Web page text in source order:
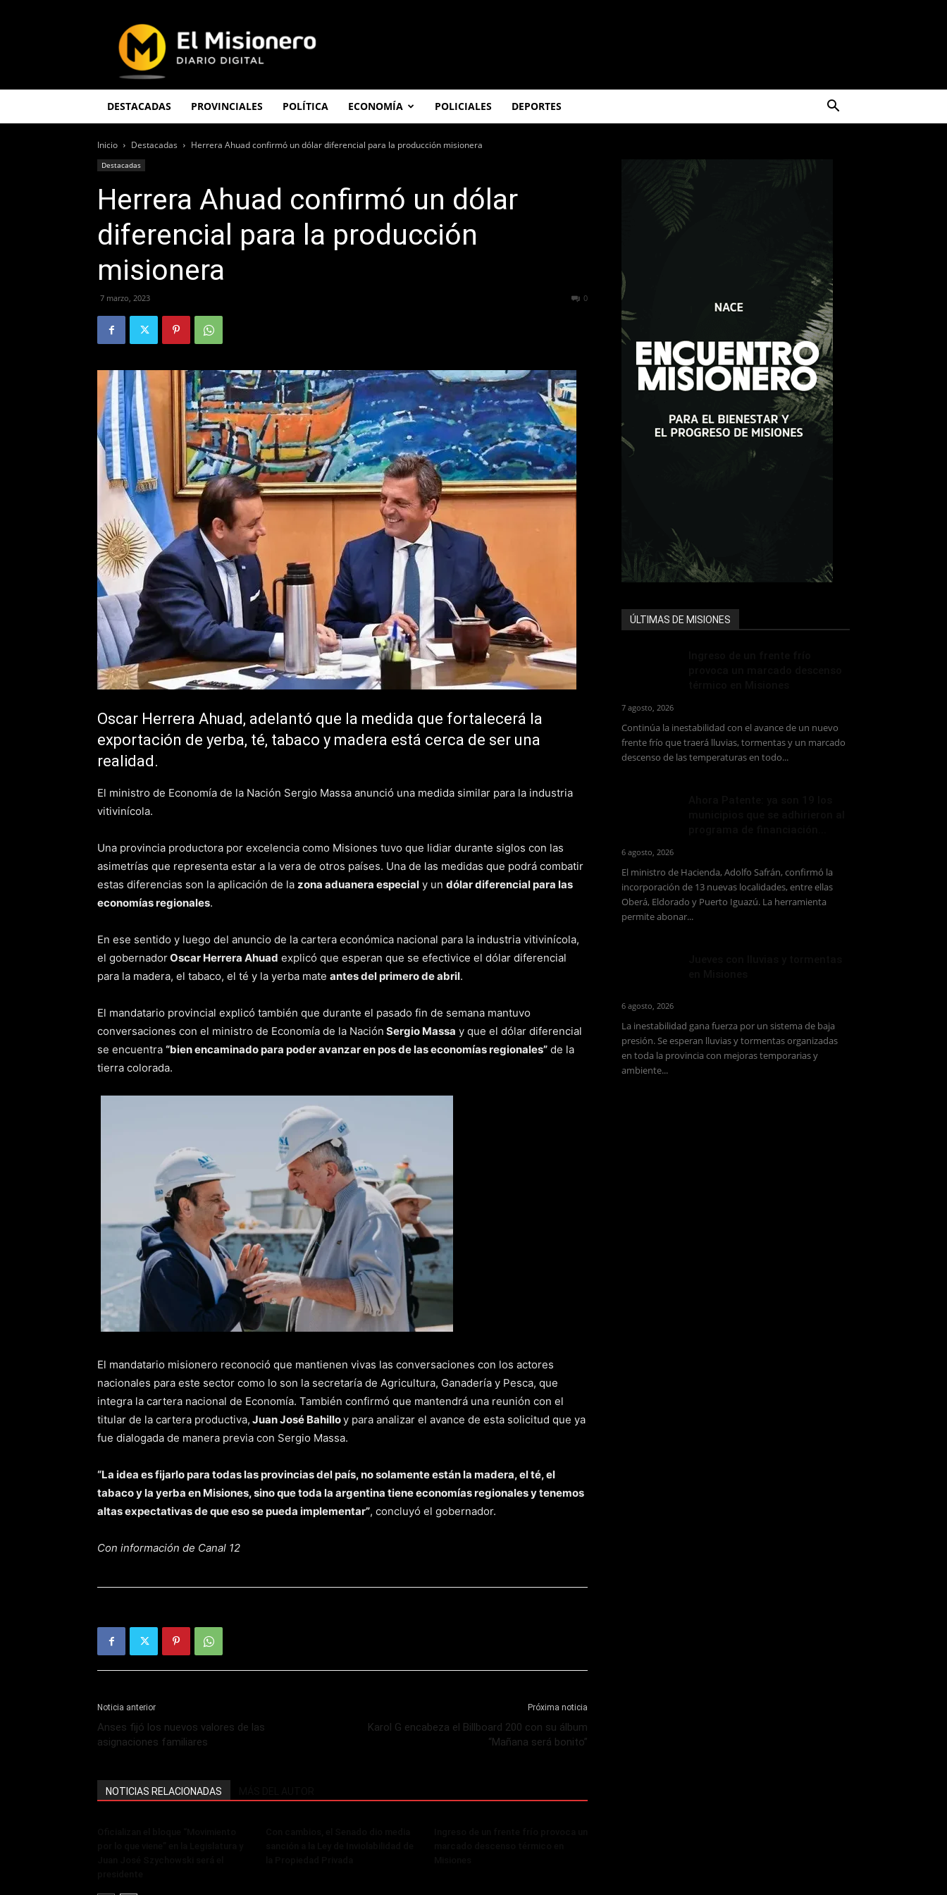
Misionero
DESTACADAS PROVINCIALES POLÍTICA ECONOMÍA POLICIALES DEPORTES
Inicio Destacadas Herrera Ahuad confirmó un dólar diferencial para la producción misionera
Destacadas
Herrera Ahuad confirmó un dólar
diferencial para la producción
misionera
7 marzo, 2023 0
Oscar Herrera Ahuad, adelantó que la medida que fortalecerá la
exportación de yerba, té, tabaco y madera está cerca de ser una
realidad.
El ministro de Economía de la Nación Sergio Massa anunció una medida similar para la industria
vitivinícola.
Una provincia productora por excelencia como Misiones tuvo que lidiar durante siglos con las
asimetrías que representa estar a la vera de otros países. Una de las medidas que podrá combatir
estas diferencias son la aplicación de la zona aduanera especial y un dólar diferencial para las
economías regionales.
En ese sentido y luego del anuncio de la cartera económica nacional para la industria vitivinícola,
el gobernadorOscar Herrera Ahuad explicó que esperan que se efectivice el dólar diferencial
para la madera, el tabaco, el té y la yerba mate antes del primero de abril.
El mandatario provincial explicó también que durante el pasado fin de semana mantuvo
conversaciones con el ministro de Economía de la Nación Sergio Massa y que el dólar diferencial
se encuentra “bien encaminado para poder avanzar en pos de las economías regionales” de la
tierra colorada.
El mandatario misionero reconoció que mantienen vivas las conversaciones con los actores
nacionales para este sector como lo son la secretaría de Agricultura, Ganadería y Pesca, que
integra la cartera nacional de Economía. También confirmó que mantendrá una reunión con el
titular de la cartera productiva, Juan José Bahilloy para analizar el avance de esta solicitud que ya
fue dialogada de manera previa con Sergio Massa.
“La idea es fijarlo para todas las provincias del país, no solamente están la madera, el té, el
tabaco y la yerba en Misiones, sino que toda la argentina tiene economías regionales y tenemos
altas expectativas de que eso se pueda implementar”, concluyó el gobernador.
Con información de Canal 12
Noticia anterior
Anses fijó los nuevos valores de las
asignaciones familiares
Próxima noticia
Karol G encabeza el Billboard 200 con su álbum
“Mañana será bonito”
NOTICIAS RELACIONADAS
ÚLTIMAS DE MISIONES
7 agosto, 2026
Continúa la inestabilidad con el avance de un nuevo
frente frío que traerá lluvias, tormentas y un marcado
descenso de las temperaturas en todo...
6 agosto, 2026
El ministro de Hacienda, Adolfo Safrán, confirmó la
incorporación de 13 nuevas localidades, entre ellas
Oberá, Eldorado y Puerto Iguazú. La herramienta
permite abonar...
6 agosto, 2026
La inestabilidad gana fuerza por un sistema de baja
presión. Se esperan lluvias y tormentas organizadas
en toda la provincia con mejoras temporarias y
ambiente...